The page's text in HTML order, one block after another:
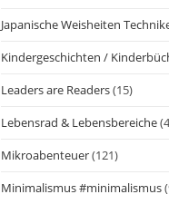
Japanische Weisheiten
Kindergeschichten /
Leaders are Readers(15)
Lebensrad & Lebensbereiche
Mikroabenteuer(121)
Minimalismus #minimalismus